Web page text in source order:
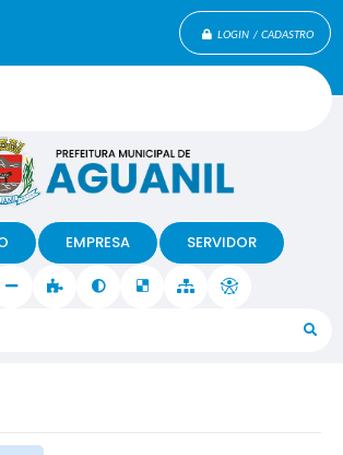
LOGIN / CADASTRO
EMPRESA SERVIDOR